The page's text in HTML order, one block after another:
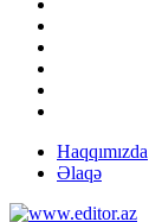
Haqqımızda
Əlaqə